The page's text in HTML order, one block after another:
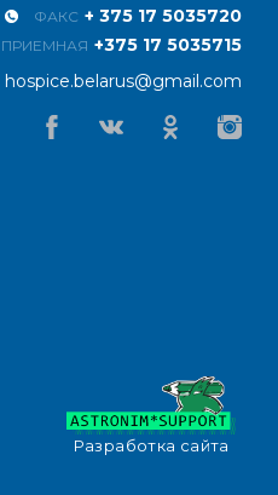
ФАКС + 375 17 5035720
ПРИЕМНАЯ +375 17 5035715
hospice.belarus@gmail.com
FacebookVkontakteOdnoklassniki
Разработка сайта